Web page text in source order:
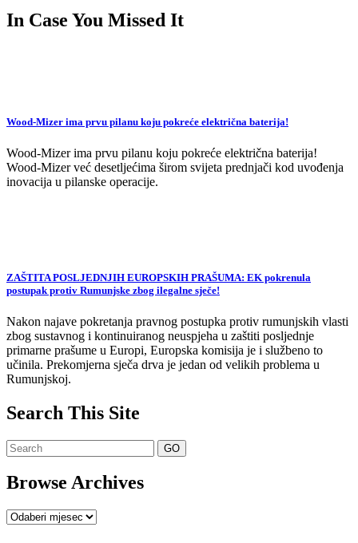
In Case You Missed It
Wood-Mizer ima prvu pilanu koju pokreće električna baterija!
Wood-Mizer ima prvu pilanu koju pokreće električna baterija!
Wood-Mizer već desetljećima širom svijeta prednjači kod uvođenja
inovacija u pilanske operacije.
ZAŠTITA POSLJEDNJIH EUROPSKIH PRAŠUMA: EK pokrenula
postupak protiv Rumunjske zbog ilegalne sječe!
Nakon najave pokretanja pravnog postupka protiv rumunjskih vlasti
zbog sustavnog i kontinuiranog neuspjeha u zaštiti posljednje
primarne prašume u Europi, Europska komisija je i službeno to
učinila. Prekomjerna sječa drva je jedan od velikih problema u
Rumunjskoj.
Search This Site
Browse Archives
Browse